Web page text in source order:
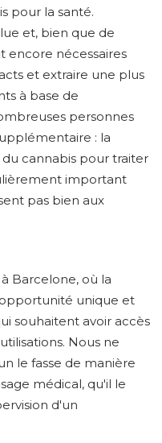
pour la santé.
et, bien que de
encore nécessaires
et extraire une plus
à base de
personnes
: la
cannabis pour traiter
important
pas bien aux
Barcelone, où la
unique et
souhaitent avoir accès
Nous ne
le fasse de manière
médical, qu'il le
d'un